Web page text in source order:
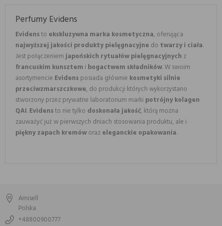
Perfumy Evidens
Evidensto ekskluzywna marka kosmetyczna, oferująca
najwyższej jakości produkty pielęgnacyjne do twarzy i ciała.
Jest połączeniemjapońskich rytuałów pielęgnacyjnych z
francuskim kunsztem i bogactwem składników. W swoim
asortymencie Evidensposiada głównie kosmetyki silnie
przeciwzmarszczkowe, do produkcji których wykorzystano
stworzony przez prywatne laboratorium marki potrójny kolagen
QAI.Evidensto nie tylko doskonała jakość, którą można
zauważyć już w pierwszych dniach stosowania produktu, ale i
piękny zapach kremóworazeleganckie opakowania.
Amisell
Polska
+48800900777